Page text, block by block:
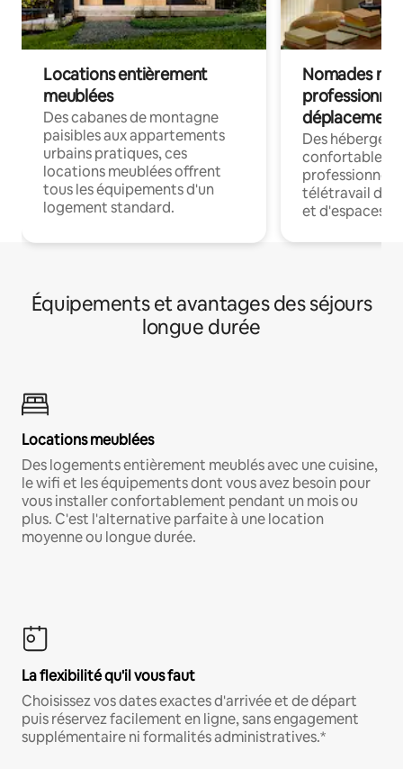
Locations entièrement
meublées
Des cabanes de montagne
paisibles aux appartements
urbains pratiques, ces
locations meublées offrent
tous les équipements d'un
logement standard.
Nomades
déplacement
Des
confortables
professionnels
télétravail
et d'espaces
Équipements et avantages des séjours
longue durée
Locations meublées
Des logements entièrement meublés avec une cuisine,
le wifi et les équipements dont vous avez besoin pour
vous installer confortablement pendant un mois ou
plus. C'est l'alternative parfaite à une location
moyenne ou longue durée.
La flexibilité qu'il vous faut
Choisissez vos dates exactes d'arrivée et de départ
puis réservez facilement en ligne, sans engagement
supplémentaire ni formalités administratives.*